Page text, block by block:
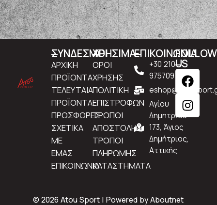
ΣΥΝΔΕΣΜΟΙ
ΑΡΧΙΚΗ
ΠΡΟΪΟΝΤΑ
ΤΕΛΕΥΤΑΙΑ
ΠΡΟΪΟΝΤΑ
ΠΡΟΣΦΟΡΕΣ
ΣΧΕΤΙΚΑ
ΜΕ
ΕΜΑΣ
ΕΠΙΚΟΙΝΩΝΙΑ
ΧΡΗΣΙΜΑ
ΟΡΟΙ
ΧΡΗΣΗΣ
ΠΟΛΙΤΙΚΗ
ΕΠΙΣΤΡΟΦΩΝ
ΤΡΟΠΟΙ
ΑΠΟΣΤΟΛΗΣ
ΤΡΟΠΟΙ
ΠΛΗΡΩΜΗΣ
ΚΑΤΑΣΤΗΜΑΤΑ
ΕΠΙΚΟΙΝΩΝΙΑ
+30 210
9757097
Αγίου
Δημητρίου
173, Άγιος
Δημήτριος,
Αττικής
FOLLOW
US
© 2026 Atou Sport | Powered byAboutnet